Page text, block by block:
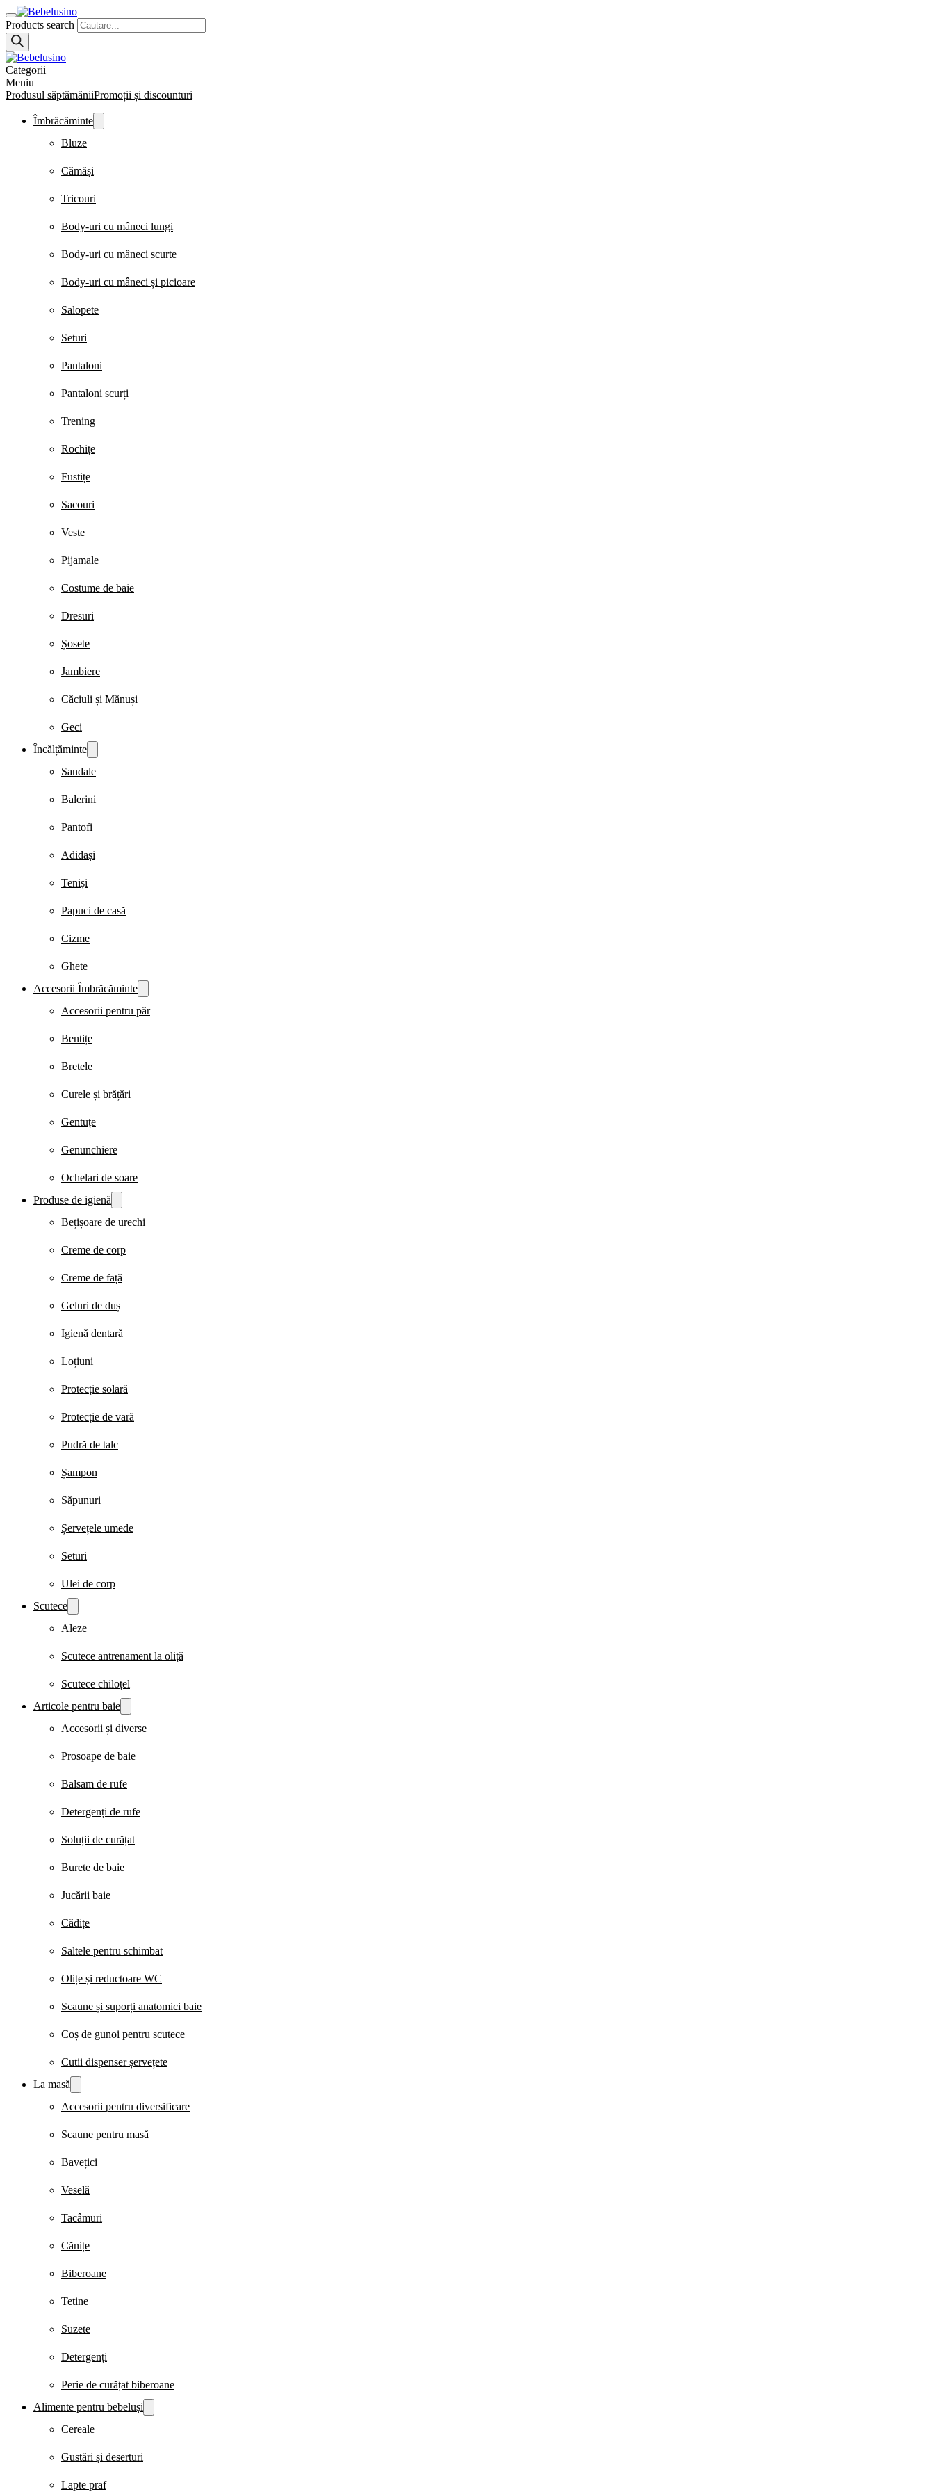
Products search
Categorii
Meniu
Produsul săptămăniiPromoții și discounturi
Îmbrăcăminte
Bluze
Cămăși
Tricouri
Body-uri cu mâneci lungi
Body-uri cu mâneci scurte
Body-uri cu mâneci și picioare
Salopete
Seturi
Pantaloni
Pantaloni scurți
Trening
Rochițe
Fustițe
Sacouri
Veste
Pijamale
Costume de baie
Dresuri
Șosete
Jambiere
Căciuli și Mănuși
Geci
Încălțăminte
Sandale
Balerini
Pantofi
Adidași
Teniși
Papuci de casă
Cizme
Ghete
Accesorii Îmbrăcăminte
Accesorii pentru păr
Bentițe
Bretele
Curele și brățări
Gentuțe
Genunchiere
Ochelari de soare
Produse de igienă
Bețișoare de urechi
Creme de corp
Creme de față
Geluri de duș
Igienă dentară
Loțiuni
Protecție solară
Protecție de vară
Pudră de talc
Șampon
Săpunuri
Șervețele umede
Seturi
Ulei de corp
Scutece
Aleze
Scutece antrenament la oliță
Scutece chiloțel
Articole pentru baie
Accesorii și diverse
Prosoape de baie
Balsam de rufe
Detergenți de rufe
Soluții de curățat
Burete de baie
Jucării baie
Cădițe
Saltele pentru schimbat
Olițe și reductoare WC
Scaune și suporți anatomici baie
Coș de gunoi pentru scutece
Cutii dispenser șervețete
La masă
Accesorii pentru diversificare
Scaune pentru masă
Bavețici
Veselă
Tacâmuri
Cănițe
Biberoane
Tetine
Suzete
Detergenți
Perie de curățat biberoane
Alimente pentru bebeluși
Cereale
Gustări și deserturi
Lapte praf